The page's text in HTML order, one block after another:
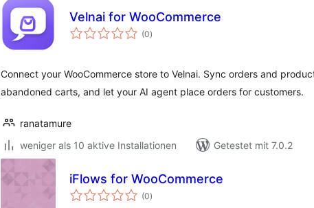
Velnai for WooCommerce
(0Bewertungen
insgesamt
)
Connect your WooCommerce store to Velnai. Sync orders and
abandoned carts, and let your AI agent place orders for customers.
ranatamure
weniger als 10 aktive Installationen
Getestet mit 7.0.2
iFlows for WooCommerce
(0Bewertungen
insgesamt
)